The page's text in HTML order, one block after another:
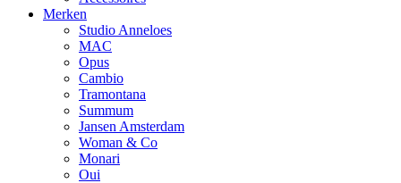
Merken
Studio Anneloes
MAC
Opus
Cambio
Tramontana
Summum
Jansen Amsterdam
Woman & Co
Monari
Oui